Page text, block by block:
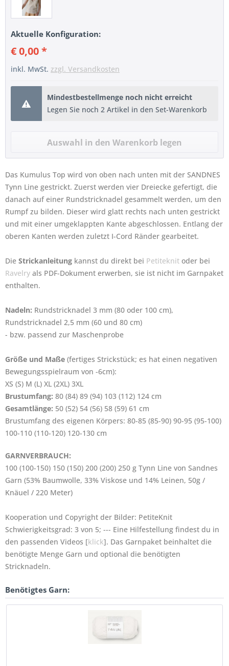
Aktuelle Konfiguration:
€ 0,00 *
inkl. MwSt. zzgl. Versandkosten
Mindestbestellmenge noch nicht erreicht
Legen Sie noch 2 Artikel in den Set-Warenkorb
Das Kumulus Top wird von oben nach unten mit der SANDNES
Tynn Line gestrickt. Zuerst werden vier Dreiecke gefertigt, die
danach auf einer Rundstricknadel gesammelt werden, um den
Rumpf zu bilden. Dieser wird glatt rechts nach unten gestrickt
und mit einer umgeklappten Kante abgeschlossen. Entlang der
oberen Kanten werden zuletzt I-Cord Ränder gearbeitet.
Die Strickanleitung kannst du direkt bei Petiteknit oder bei
Ravelry als PDF-Dokument erwerben, sie ist nicht im Garnpaket
enthalten.
Nadeln: Rundstricknadel 3 mm (80 oder 100 cm),
Rundstricknadel 2,5 mm (60 und 80 cm)
- bzw. passend zur Maschenprobe
Größe und Maße (fertiges Strickstück; es hat einen negativen
Bewegungsspielraum von -6cm):
XS (S) M (L) XL (2XL) 3XL
Brustumfang: 80 (84) 89 (94) 103 (112) 124 cm
Gesamtlänge: 50 (52) 54 (56) 58 (59) 61 cm
Brustumfang des eigenen Körpers: 80-85 (85-90) 90-95 (95-100)
100-110 (110-120) 120-130 cm
GARNVERBRAUCH:
100 (100-150) 150 (150) 200 (200) 250 g Tynn Line von Sandnes
Garn (53% Baumwolle, 33% Viskose und 14% Leinen, 50g /
Knäuel / 220 Meter)
Kooperation und Copyright der Bilder: PetiteKnit
Schwierigkeitsgrad: 3 von 5; --- Eine Hilfestellung findest du in
den passenden Videos [klick]. Das Garnpaket beinhaltet die
benötigte Menge Garn und optional die benötigten
Stricknadeln.
Benötigtes Garn: